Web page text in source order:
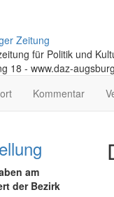
Zeitung
für Politik und
18 - www.daz-
Kommentar
am
der Bezirk